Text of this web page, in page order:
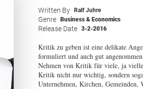
Written By Ralf Juhre
Genre Business & Economics
Release Date 3-2-2016
Kritik zu geben ist eine delikate
formuliert und auch gut
Nehmen von Kritik für viele, ja
Kritik nicht nur wichtig, sondern
Unternehmen, Kirchen,